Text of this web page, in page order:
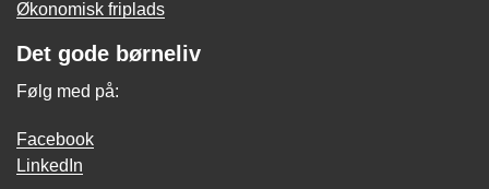
Økonomisk friplads
Det gode børneliv
Følg med på:
Facebook
LinkedIn